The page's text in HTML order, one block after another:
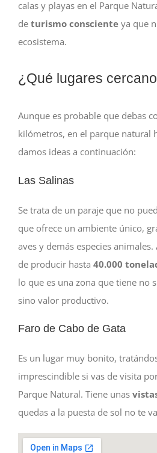
calas y playas en el Parque
de turismo consciente ya que
ecosistema.
¿Qué lugares
Aunque es probable que debas
kilómetros, en el parque natural
damos ideas a continuación:
Las Salinas
Se trata de un paraje que no
que ofrece un ambiente único,
aves y demás especies
de producir hasta 40.000
lo que es una zona que tiene no
sino valor productivo.
Faro de Cabo de Gata
Es un lugar muy bonito,
imprescindible si vas de visita
Parque Natural. Tiene unas
quedas a la puesta de sol no te